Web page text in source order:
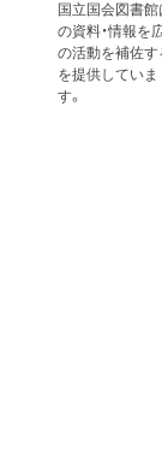
国立国会図書
の資料・情報を
の活動を補佐す
を提供していま